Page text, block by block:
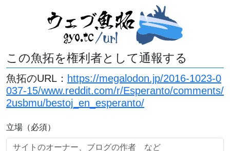
この魚拓を権利者として通報する
魚拓のURL： https://megalodon.jp/2016-1023-0
037-15/www.reddit.com/r/Esperanto/comments/
2usbmu/bestoj_en_esperanto/
立場（必須）